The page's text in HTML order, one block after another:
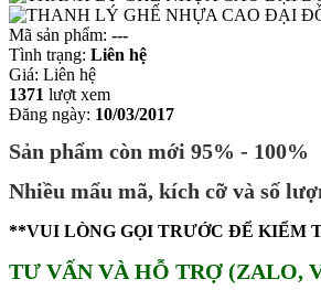
Mã sản phẩm: ---
Tình trạng: Liên hệ
Giá: Liên hệ
1371 lượt xem
Đăng ngày: 10/03/2017
Sản phẩm còn mới 95% - 100%
Nhiều mẩu mã, kích cỡ và số
**VUI LÒNG GỌI TRƯỚC ĐỂ KIỂM
TƯ VẤN VÀ HỖ TRỢ (ZALO,